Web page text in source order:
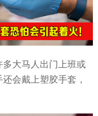
大马人出门上班或
会戴上塑胶手套，